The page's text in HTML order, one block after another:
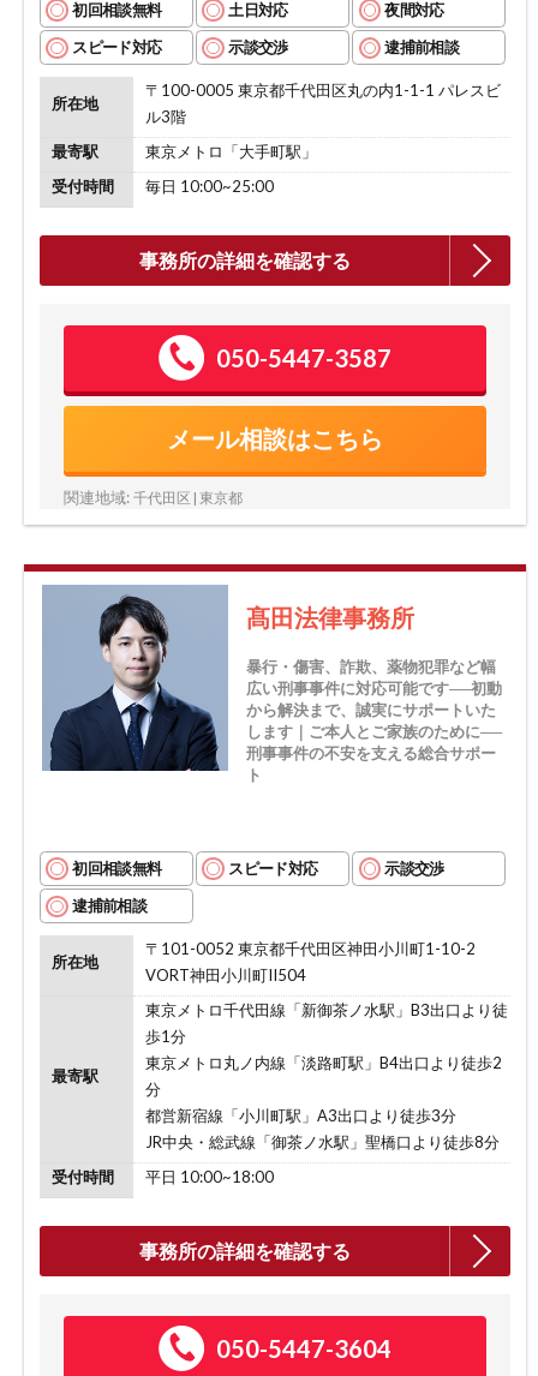
初回相談無料 土日対応 夜間対応
スピード対応 示談交渉 逮捕前相談
所在地
〒100-0005 東京都千代田区丸の内1-1-1 パレスビ
ル3階
最寄駅
東京メトロ「大手町駅」
受付時間
毎日 10:00~25:00
事務所の詳細を確認する
050-5447-3587
メール相談はこちら
関連地域: 千代田区 | 東京都
髙田法律事務所
暴行・傷害、詐欺、薬物犯罪など幅
広い刑事事件に対応可能です──初動
から解決まで、誠実にサポートいた
します｜ご本人とご家族のために──
刑事事件の不安を支える総合サポー
ト
初回相談無料 スピード対応 示談交渉
逮捕前相談
所在地
〒101-0052 東京都千代田区神田小川町1-10-2
VORT神田小川町II504
最寄駅
東京メトロ千代田線「新御茶ノ水駅」B3出口より徒
歩1分
東京メトロ丸ノ内線「淡路町駅」B4出口より徒歩2
分
都営新宿線「小川町駅」A3出口より徒歩3分
JR中央・総武線「御茶ノ水駅」聖橋口より徒歩8分
受付時間
平日 10:00~18:00
事務所の詳細を確認する
050-5447-3604